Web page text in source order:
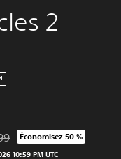
2
par rapport au prix
Économisez 50 %
10:59 PM UTC